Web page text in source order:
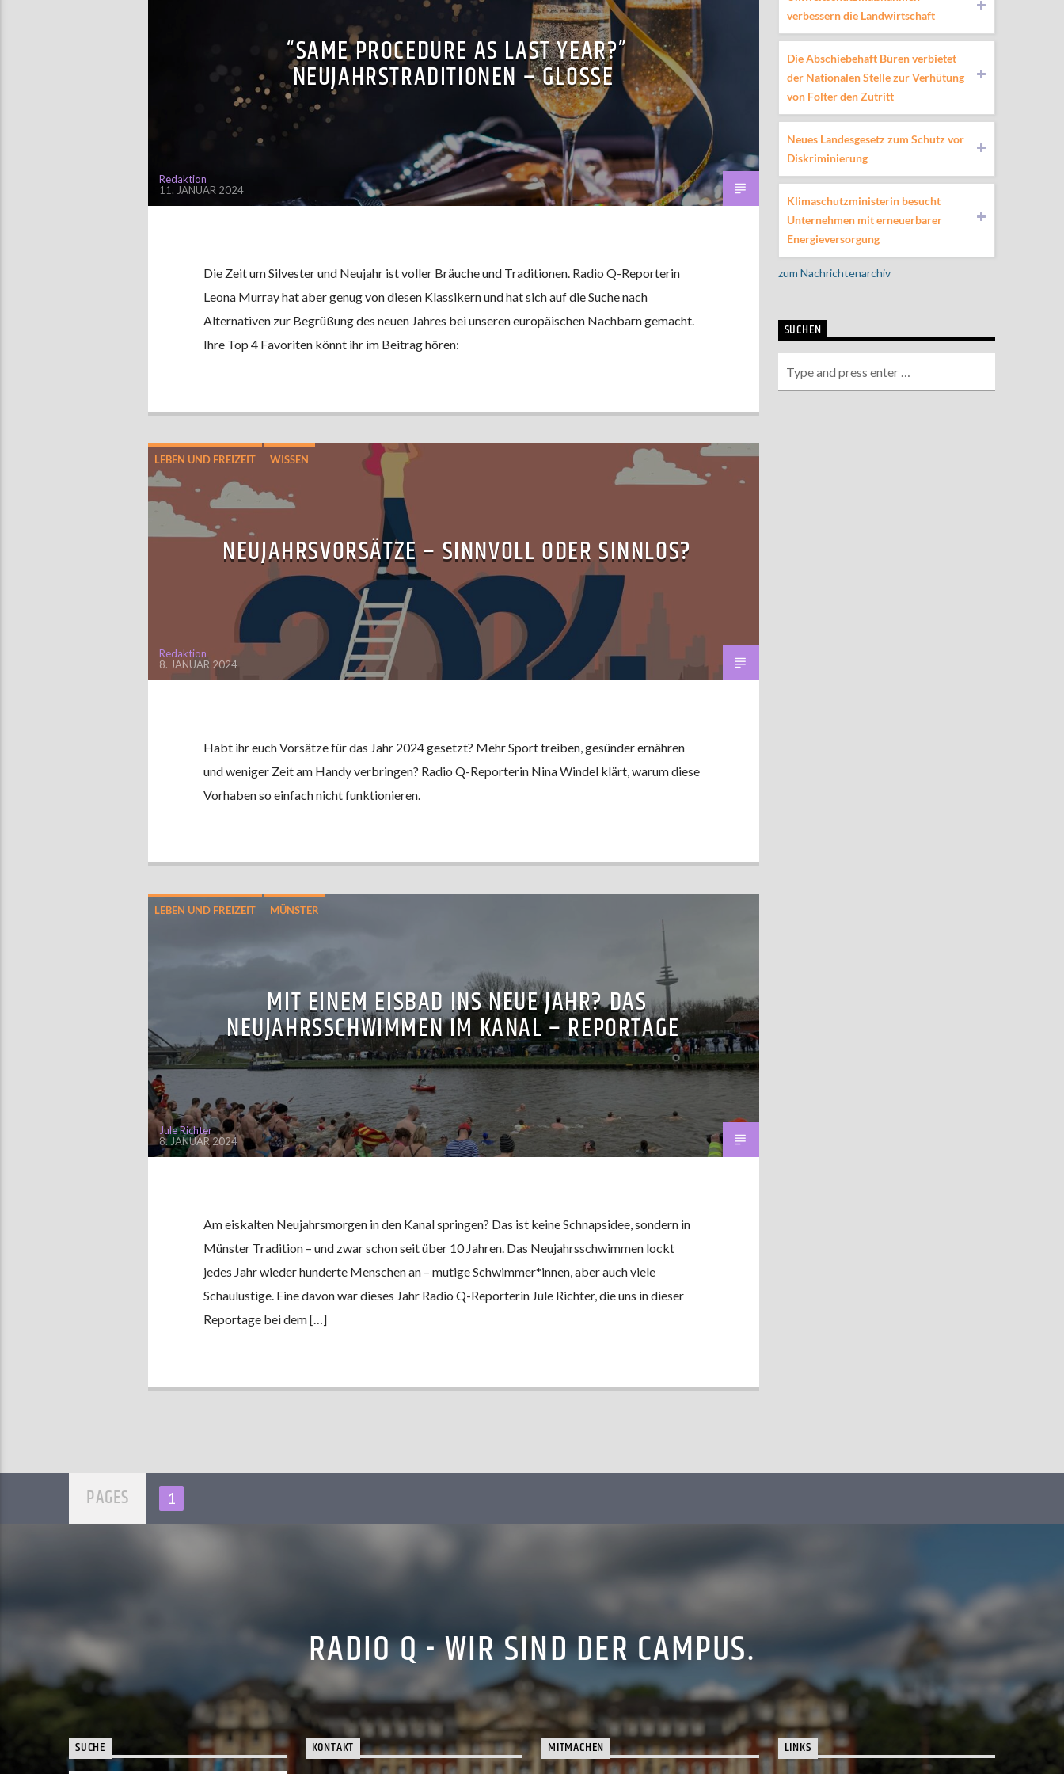
“SAME PROCEDURE AS LAST YEAR?”
NEUJAHRSTRADITIONEN – GLOSSE
Redaktion
11. JANUAR 2024
Die Zeit um Silvester und Neujahr ist voller Bräuche und Traditionen. Radio Q-Reporterin
Leona Murray hat aber genug von diesen Klassikern und hat sich auf die Suche nach
Alternativen zur Begrüßung des neuen Jahres bei unseren europäischen Nachbarn gemacht.
Ihre Top 4 Favoriten könnt ihr im Beitrag hören:
LEBEN UND FREIZEIT WISSEN
NEUJAHRSVORSÄTZE – SINNVOLL ODER SINNLOS?
Redaktion
8. JANUAR 2024
Habt ihr euch Vorsätze für das Jahr 2024 gesetzt? Mehr Sport treiben, gesünder ernähren
und weniger Zeit am Handy verbringen? Radio Q-Reporterin Nina Windel klärt, warum diese
Vorhaben so einfach nicht funktionieren.
LEBEN UND FREIZEIT MÜNSTER
MIT EINEM EISBAD INS NEUE JAHR? DAS
NEUJAHRSSCHWIMMEN IM KANAL – REPORTAGE
Jule Richter
8. JANUAR 2024
Am eiskalten Neujahrsmorgen in den Kanal springen? Das ist keine Schnapsidee, sondern in
Münster Tradition – und zwar schon seit über 10 Jahren. Das Neujahrsschwimmen lockt
jedes Jahr wieder hunderte Menschen an – mutige Schwimmer*innen, aber auch viele
Schaulustige. Eine davon war dieses Jahr Radio Q-Reporterin Jule Richter, die uns in dieser
Reportage bei dem […]
verbessern die Landwirtschaft
Die Abschiebehaft Büren verbietet
der Nationalen Stelle zur Verhütung
von Folter den Zutritt
Neues Landesgesetz zum Schutz vor
Diskriminierung
Klimaschutzministerin besucht
Unternehmen mit erneuerbarer
Energieversorgung
zum Nachrichtenarchiv
SUCHEN
PAGES 1
RADIO Q - WIR SIND DER CAMPUS.
SUCHE KONTAKT MITMACHEN LINKS